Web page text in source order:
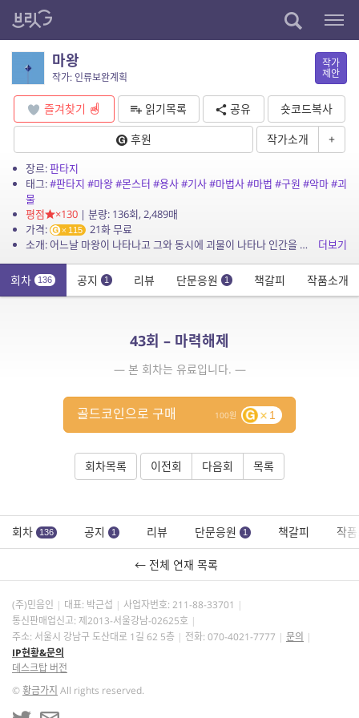
마왕
작가: 인류보완계획
작가
제안
즐겨찾기 읽기목록 공유
숏코드복사
후원
작가소개 +
장르:판타지
태그:#판타지 #마왕#몬스터 #용사#기사#마법사#마법 #구원 #악마#괴
물
평점
×130| 분량: 136회, 2,489매
가격:
115
21화 무료
소개: 어느날 마왕이 나타나고 그와 동시에 괴물이 나타나 인간을 공격하기 시작한다. 괴물은 늘어나고 인간은 점차 위협받기 시작한다 어느날 마왕을 물리치 7용사가 나타나 마왕의 부하들을 하...
더보기
회차 136 공지 1 리뷰 단문응원 1 책갈피 작품소개
43회 – 마력해제
— 본 회차는 유료입니다. —
100 1
골드코인으로 구매
회차목록 이전회 다음회 목록
회차 136 공지 1 리뷰 단문응원 1 책갈피 작
← 전체 연재 목록
(주)민음인 대표: 박근섭 사업자번호: 211-88-33701
통신판매업신고: 제2013-서울강남-02625호
주소: 서울시 강남구 도산대로 1길 62 5층
전화: 070-4021-7777
문의
IP현황&문의
데스크탑 버전
©황금가지 All rights reserved.